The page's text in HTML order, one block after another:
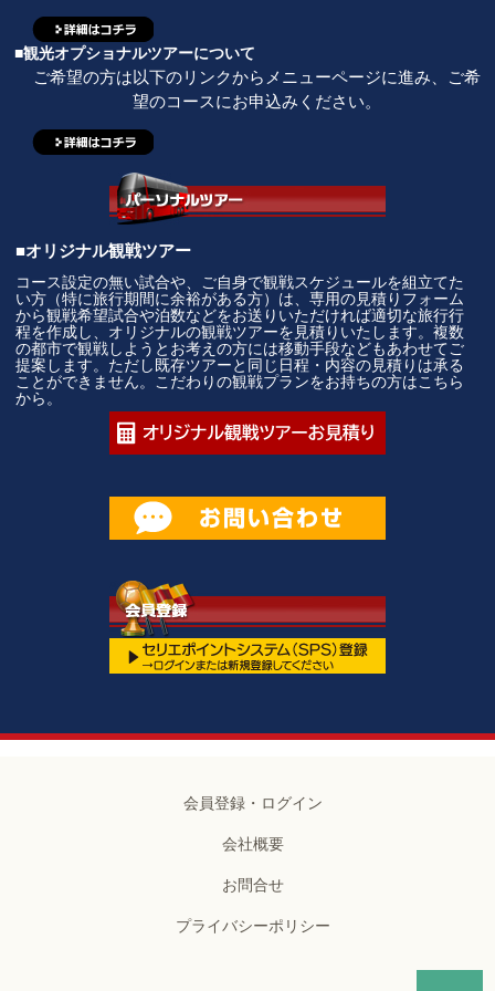
■観光オプショナルツアーについて
ご希望の方は以下のリンクからメニューページに進み、ご希
望のコースにお申込みください。
■オリジナル観戦ツアー
コース設定の無い試合や、ご自身で観戦スケジュールを組立てた
い方（特に旅行期間に余裕がある方）は、専用の見積りフォーム
から観戦希望試合や泊数などをお送りいただければ適切な旅行行
程を作成し、オリジナルの観戦ツアーを見積りいたします。複数
の都市で観戦しようとお考えの方には移動手段などもあわせてご
提案します。ただし既存ツアーと同じ日程・内容の見積りは承る
ことができません。こだわりの観戦プランをお持ちの方はこちら
から。
会員登録・ログイン
会社概要
お問合せ
プライバシーポリシー